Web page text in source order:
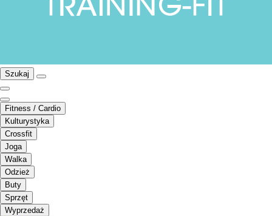
Szukaj
Fitness / Cardio
Kulturystyka
Crossfit
Joga
Walka
Odzież
Buty
Sprzęt
Wyprzedaż